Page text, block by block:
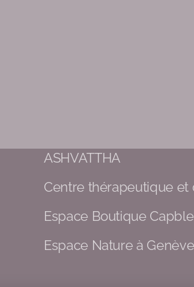
ASHVATTHA
Centre thérapeutique et
Espace Boutique
Espace Nature à Genève